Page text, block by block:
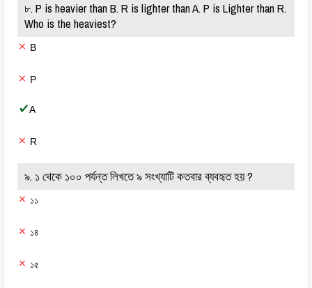
৮. P is heavier than B. R is lighter than A. P is Lighter than R.
Who is the heaviest?
B
P
A
R
৯. ১ থেকে ১০০ পর্যন্ত লিখতে ৯ সংখ্যাটি কতবার ব্যবহৃত হয় ?
১১
১৪
১৫